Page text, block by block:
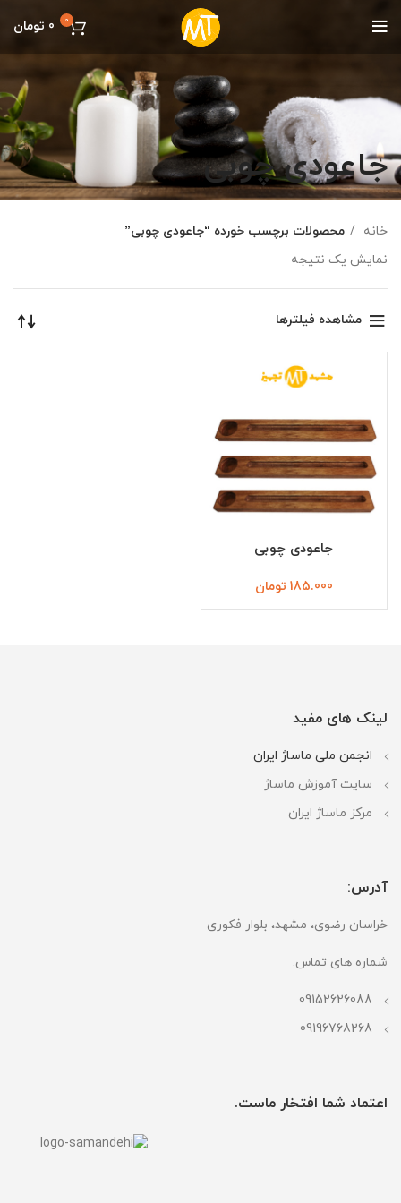
0
0 تومان
جاعودی چوبی
خانه
محصولات برچسب خورده “جاعودی چوبی”
نمایش یک نتیجه
مشاهده فیلترها
جاعودی چوبی
185.000 تومان
لینک های مفید
انجمن ملی ماساژ ایران
سایت آموزش ماساژ
مرکز ماساژ ایران
آدرس:
خراسان رضوی، مشهد، بلوار فکوری
شماره های تماس:
09152626088
09196768268
اعتماد شما افتخار ماست.